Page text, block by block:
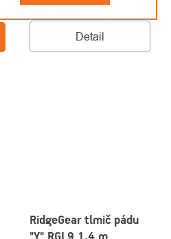
€26,71 bez DPH
Detail
RidgeGear tlmič pádu
"Y" RGL9 1,4 m